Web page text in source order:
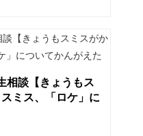
相談【きょうもス
ミス、「ロケ」に